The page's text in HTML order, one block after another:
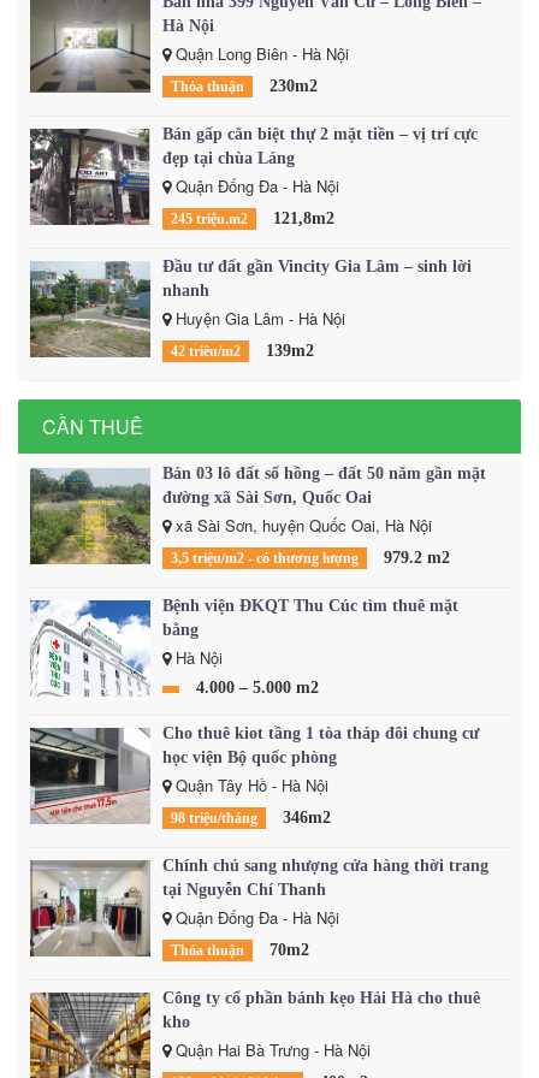
Hà Nội
Quận Long Biên - Hà Nội
Thỏa thuận 230m2
Bán gấp căn biệt thự 2 mặt tiền – vị trí cực
đẹp tại chùa Láng
Quận Đống Đa - Hà Nội
245 triệu.m2 121,8m2
Đầu tư đất gần Vincity Gia Lâm – sinh lời
nhanh
Huyện Gia Lâm - Hà Nội
42 triêu/m2 139m2
CẦN THUÊ
Bán 03 lô đất sổ hồng – đất 50 năm gần mặt
đường xã Sài Sơn, Quốc Oai
xã Sài Sơn, huyện Quốc Oai, Hà Nội
3,5 triệu/m2 - có thương lượng 979.2 m2
Bệnh viện ĐKQT Thu Cúc tìm thuê mặt
bằng
Hà Nội
4.000 – 5.000 m2
Cho thuê kiot tầng 1 tòa tháp đôi chung cư
học viện Bộ quốc phòng
Quận Tây Hồ - Hà Nội
98 triệu/tháng 346m2
Chính chủ sang nhượng cửa hàng thời trang
tại Nguyễn Chí Thanh
Quận Đống Đa - Hà Nội
Thỏa thuận 70m2
Công ty cổ phần bánh kẹo Hải Hà cho thuê
kho
Quận Hai Bà Trưng - Hà Nội